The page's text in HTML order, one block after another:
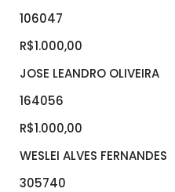
106047
R$1.000,00
JOSE LEANDRO OLIVEIRA
164056
R$1.000,00
WESLEI ALVES FERNANDES
305740